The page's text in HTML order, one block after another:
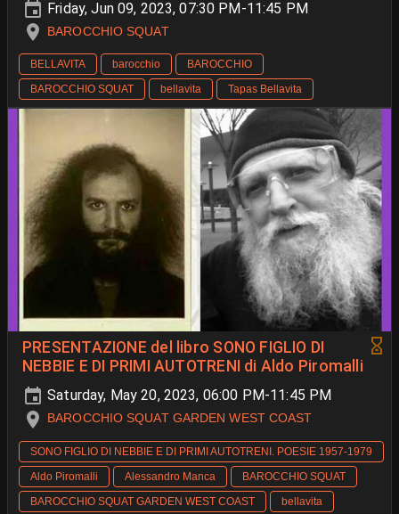
Friday, Jun 09, 2023, 07:30 PM-11:45 PM
BAROCCHIO SQUAT
BELLAVITA barocchio
BAROCCHIO
BAROCCHIO SQUAT
bellavita Tapas Bellavita
PRESENTAZIONE del libro SONO FIGLIO DI
NEBBIE E DI PRIMI AUTOTRENI di Aldo Piromalli
Saturday, May 20, 2023, 06:00 PM-11:45 PM
BAROCCHIO SQUAT GARDEN WEST COAST
SONO FIGLIO DI NEBBIE E DI PRIMI AUTOTRENI. POESIE 1957-1979
Aldo Piromalli
Alessandro Manca
BAROCCHIO SQUAT
BAROCCHIO SQUAT GARDEN WEST COAST
bellavita